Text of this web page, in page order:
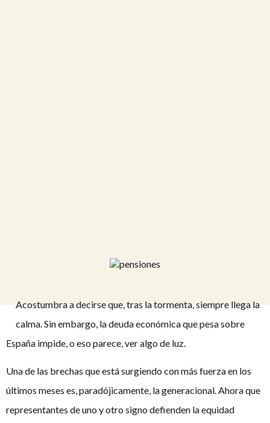
Acostumbra a decirse que, tras la tormenta, siempre llega la
calma. Sin embargo, la deuda económica que pesa sobre
España impide, o eso parece, ver algo de luz.
Una de las brechas que está surgiendo con más fuerza en los
últimos meses es, paradójicamente, la generacional. Ahora que
representantes de uno y otro signo defienden la equidad